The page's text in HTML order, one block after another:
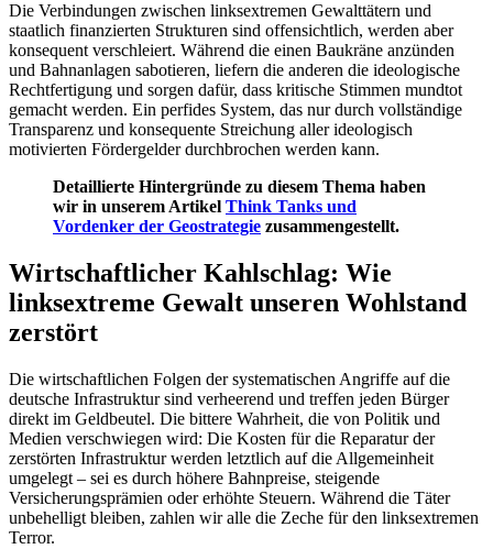
Die Verbindungen zwischen linksextremen Gewalttätern und
staatlich finanzierten Strukturen sind offensichtlich, werden aber
konsequent verschleiert. Während die einen Baukräne anzünden
und Bahnanlagen sabotieren, liefern die anderen die ideologische
Rechtfertigung und sorgen dafür, dass kritische Stimmen mundtot
gemacht werden. Ein perfides System, das nur durch vollständige
Transparenz und konsequente Streichung aller ideologisch
motivierten Fördergelder durchbrochen werden kann.
Detaillierte Hintergründe zu diesem Thema haben
wir in unserem Artikel Think Tanks und
Vordenker der Geostrategie zusammengestellt.
Wirtschaftlicher Kahlschlag: Wie
linksextreme Gewalt unseren Wohlstand
zerstört
Die wirtschaftlichen Folgen der systematischen Angriffe auf die
deutsche Infrastruktur sind verheerend und treffen jeden Bürger
direkt im Geldbeutel. Die bittere Wahrheit, die von Politik und
Medien verschwiegen wird: Die Kosten für die Reparatur der
zerstörten Infrastruktur werden letztlich auf die Allgemeinheit
umgelegt – sei es durch höhere Bahnpreise, steigende
Versicherungsprämien oder erhöhte Steuern. Während die Täter
unbehelligt bleiben, zahlen wir alle die Zeche für den linksextremen
Terror.